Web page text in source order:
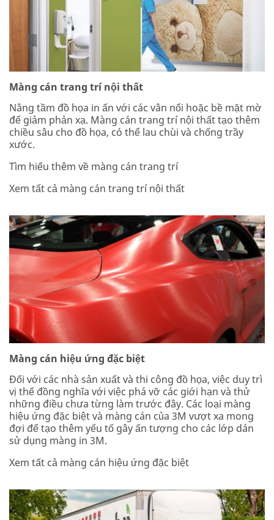
Màng cán trang trí nội thất
Nâng tầm đồ họa in ấn với các vân nổi hoặc bề mặt mờ
để giảm phản xạ. Màng cán trang trí nội thất tạo thêm
chiều sâu cho đồ họa, có thể lau chùi và chống trầy
xước.
Tìm hiểu thêm về màng cán trang trí
Xem tất cả màng cán trang trí nội thất
Màng cán hiệu ứng đặc biệt
Đối với các nhà sản xuất và thi công đồ họa, việc duy trì
vị thế đồng nghĩa với việc phá vỡ các giới hạn và thử
những điều chưa từng làm trước đây. Các loại màng
hiệu ứng đặc biệt và màng cán của 3M vượt xa mong
đợi để tạo thêm yếu tố gây ấn tượng cho các lớp dán
sử dụng màng in 3M.
Xem tất cả màng cán hiệu ứng đặc biệt